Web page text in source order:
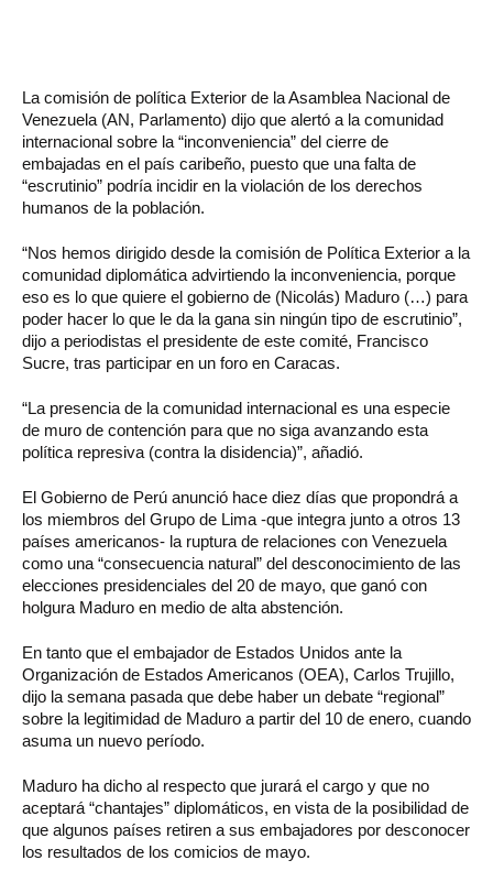
La comisión de política Exterior de la Asamblea Nacional de
Venezuela (AN, Parlamento) dijo que alertó a la comunidad
internacional sobre la “inconveniencia” del cierre de
embajadas en el país caribeño, puesto que una falta de
“escrutinio” podría incidir en la violación de los derechos
humanos de la población.
“Nos hemos dirigido desde la comisión de Política Exterior a la
comunidad diplomática advirtiendo la inconveniencia, porque
eso es lo que quiere el gobierno de (Nicolás) Maduro (…) para
poder hacer lo que le da la gana sin ningún tipo de escrutinio”,
dijo a periodistas el presidente de este comité, Francisco
Sucre, tras participar en un foro en Caracas.
“La presencia de la comunidad internacional es una especie
de muro de contención para que no siga avanzando esta
política represiva (contra la disidencia)”, añadió.
El Gobierno de Perú anunció hace diez días que propondrá a
los miembros del Grupo de Lima -que integra junto a otros 13
países americanos- la ruptura de relaciones con Venezuela
como una “consecuencia natural” del desconocimiento de las
elecciones presidenciales del 20 de mayo, que ganó con
holgura Maduro en medio de alta abstención.
En tanto que el embajador de Estados Unidos ante la
Organización de Estados Americanos (OEA), Carlos Trujillo,
dijo la semana pasada que debe haber un debate “regional”
sobre la legitimidad de Maduro a partir del 10 de enero, cuando
asuma un nuevo período.
Maduro ha dicho al respecto que jurará el cargo y que no
aceptará “chantajes” diplomáticos, en vista de la posibilidad de
que algunos países retiren a sus embajadores por desconocer
los resultados de los comicios de mayo.